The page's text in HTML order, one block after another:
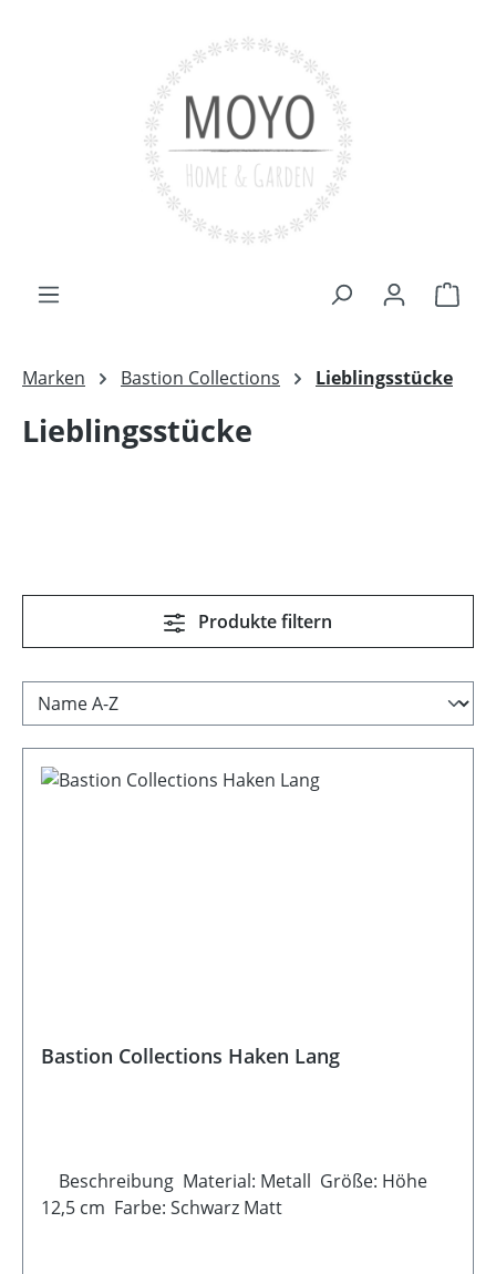
Marken Bastion Collections Lieblingsstücke
Lieblingsstücke
Produkte filtern
Bastion Collections Haken Lang
Beschreibung Material: Metall Größe: Höhe
12,5 cm Farbe: Schwarz Matt